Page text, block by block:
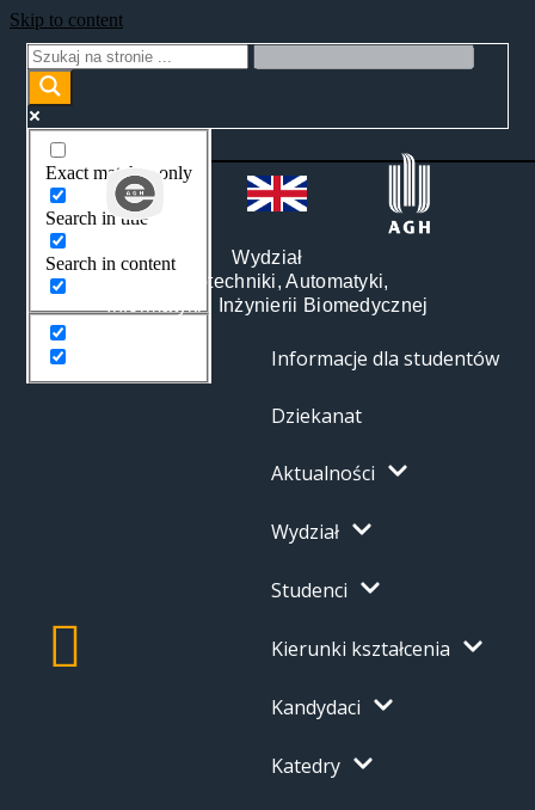
Skip to content
Exact matches only
Search in title
Search in content
Wydział
Elektrotechniki, Automatyki,
Informatyki i Inżynierii Biomedycznej
Informacje dla studentów
Dziekanat
Aktualności
Wydział
Studenci
Kierunki kształcenia
Kandydaci
Katedry